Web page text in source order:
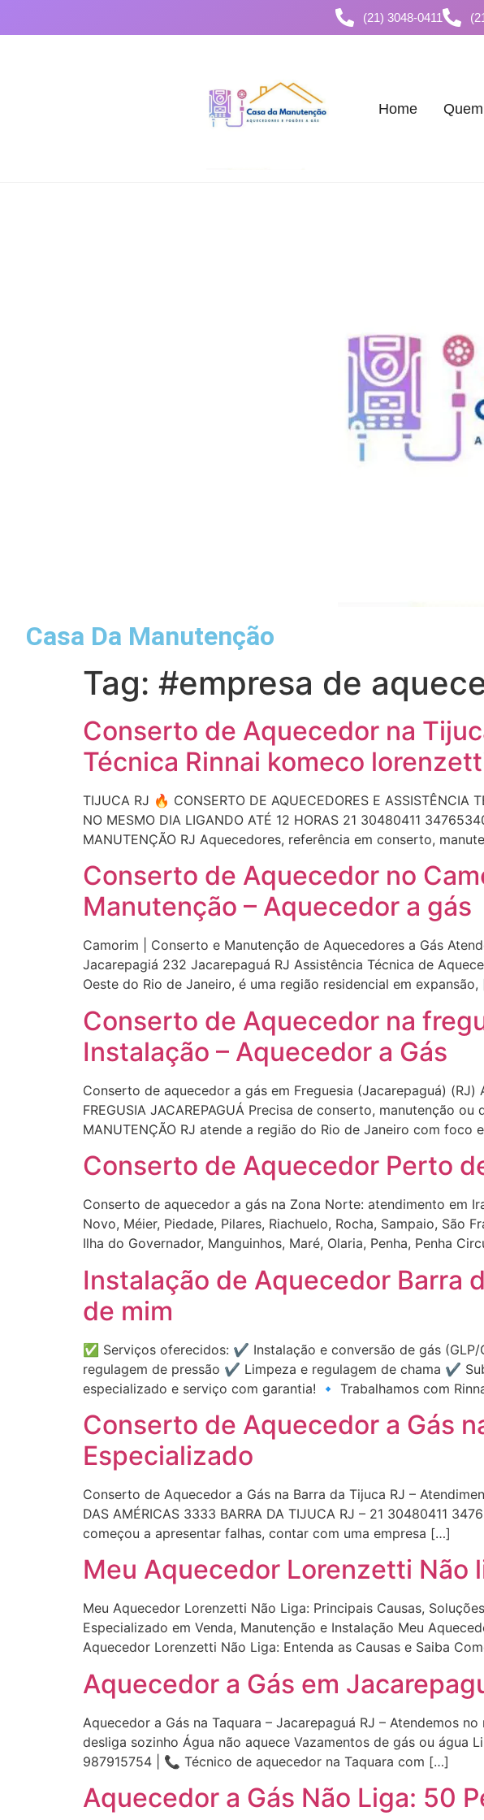
(21) 3048-0411
Home
Casa Da Manutenção
Tag: #empresa de
Conserto de Aquecedor na
Técnica Rinnai komeco
TIJUCA RJ 🔥 CONSERTO DE AQUECEDORES E
NO MESMO DIA LIGANDO ATÉ 12 HORAS 21 30480411
MANUTENÇÃO RJ Aquecedores, referência em conserto,
Conserto de Aquecedor no
Manutenção – Aquecedor a gás
Camorim | Conserto e Manutenção de Aquecedores a Gás
Jacarepagiá 232 Jacarepaguá RJ Assistência Técnica de
Oeste do Rio de Janeiro, é uma região residencial em
Conserto de Aquecedor na
Instalação – Aquecedor a Gás
Conserto de aquecedor a gás em Freguesia (Jacarepaguá)
FREGUSIA JACAREPAGUÁ Precisa de conserto, manutenção
MANUTENÇÃO RJ atende a região do Rio de Janeiro com foco
Conserto de Aquecedor Perto
Conserto de aquecedor a gás na Zona Norte: atendimento em
Novo, Méier, Piedade, Pilares, Riachuelo, Rocha, Sampaio, São
Ilha do Governador, Manguinhos, Maré, Olaria, Penha, Penha
Instalação de Aquecedor Barra
de mim
✅ Serviços oferecidos: ✔️ Instalação e conversão de gás
regulagem de pressão ✔️ Limpeza e regulagem de chama ✔️
especializado e serviço com garantia! 🔹 Trabalhamos com
Conserto de Aquecedor a Gás
Especializado
Conserto de Aquecedor a Gás na Barra da Tijuca RJ –
DAS AMÉRICAS 3333 BARRA DA TIJUCA RJ – 21 30480411
começou a apresentar falhas, contar com uma empresa […]
Meu Aquecedor Lorenzetti Não
Meu Aquecedor Lorenzetti Não Liga: Principais Causas,
Especializado em Venda, Manutenção e Instalação Meu
Aquecedor Lorenzetti Não Liga: Entenda as Causas e Saiba
Aquecedor a Gás em
Aquecedor a Gás na Taquara – Jacarepaguá RJ – Atendemos
desliga sozinho Água não aquece Vazamentos de gás ou água
987915754 | 📞 Técnico de aquecedor na Taquara com […]
Aquecedor a Gás Não Liga: 50